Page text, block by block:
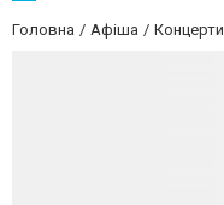
Головна Афіша Концерти